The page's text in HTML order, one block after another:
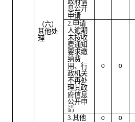
（六）
其他处
理
息公开
申请
2. 申请
人逾期
未按收
费通知
要求缴
纳费
用、行
政机关
不再处
理其政
府信息
公开申
请
0 0
3.其他 0 0